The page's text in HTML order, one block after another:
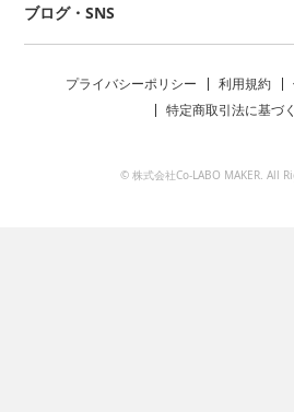
ブログ・SNS
プライバシーポリシー 利用規約
特定商取引法に基づ
© 株式会社Co-LABO MAKER. All